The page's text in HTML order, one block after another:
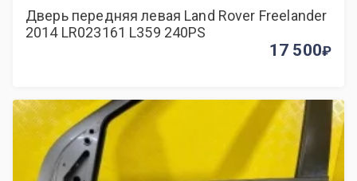
Дверь передняя левая Land Rover Freelander
2014 LR023161 L359 240PS
17 500